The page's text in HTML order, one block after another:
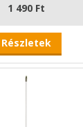
1 490 Ft
Részletek